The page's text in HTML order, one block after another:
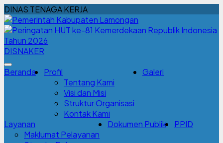
DINAS TENAGA KERJA
DISNAKER
Beranda
Profil
Tentang Kami
Visi dan Misi
Struktur Organisasi
Kontak Kami
Galeri
Layanan
Maklumat Pelayanan
Dokumen Publik PPID